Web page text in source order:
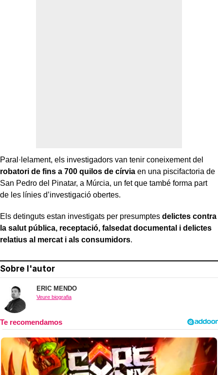
Paral·lelament, els investigadors van tenir coneixement del
robatori de fins a 700 quilos de círvia en una piscifactoria de
San Pedro del Pinatar, a Múrcia, un fet que també forma part
de les línies d’investigació obertes.
Els detinguts estan investigats per presumptes delictes contra
la salut pública, receptació, falsedat documental i delictes
relatius al mercat i als consumidors.
Sobre l'autor
ERIC MENDO
Veure biografia